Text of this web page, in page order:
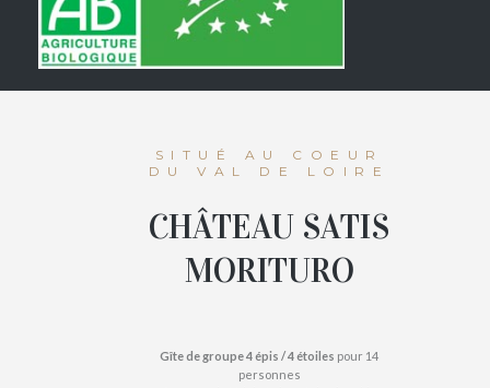
SITUÉ AU COEUR
DU VAL DE LOIRE
CHÂTEAU SATIS
MORITURO
Gîte de groupe 4 épis / 4 étoiles pour 14
personnes